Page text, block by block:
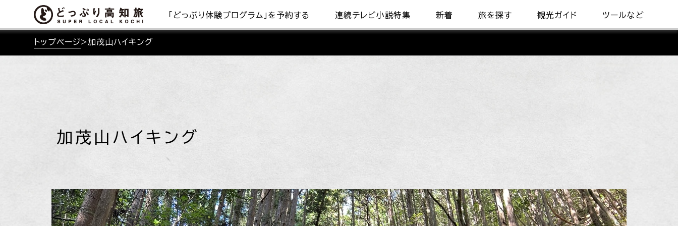
「どっぷり体験プログラム」を予約する 連続テレビ小説特集 新着 旅を探す 観光ガイド ツールなど
トップページ>加茂山ハイキング
加茂山ハイキング